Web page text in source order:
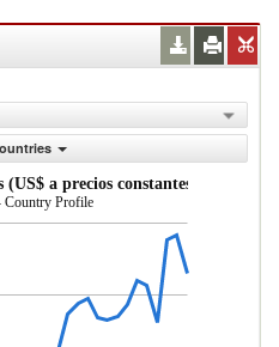
a precios constantes de 2010)
Country Profile